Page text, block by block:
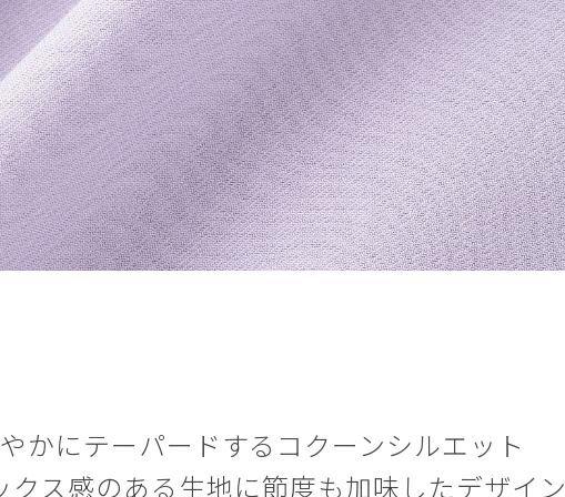
かにテーパードするコクーンシルエット
クス感のある生地に節度も加味したデザイン